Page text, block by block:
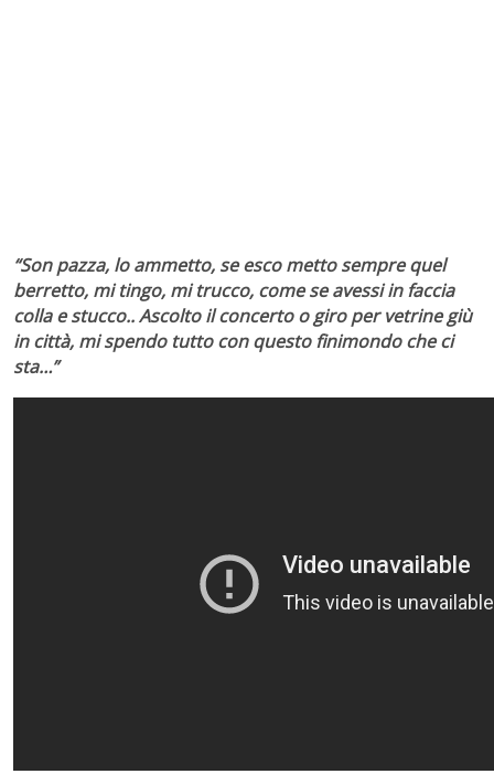
“Son pazza, lo ammetto, se esco metto sempre quel
berretto, mi tingo, mi trucco, come se avessi in faccia
colla e stucco.. Ascolto il concerto o giro per vetrine giù
in città, mi spendo tutto con questo finimondo che ci
sta…”